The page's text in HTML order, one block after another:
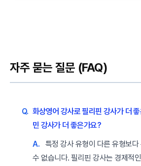
자주 묻는 질문 (FAQ)
Q. 화상영어 강사로 필리핀 강사가 더
민 강사가 더 좋은가요?
A.
특정 강사 유형이 다른 유형보
수 없습니다. 필리핀 강사는 경제적